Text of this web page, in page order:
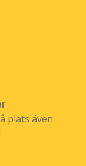
plats även